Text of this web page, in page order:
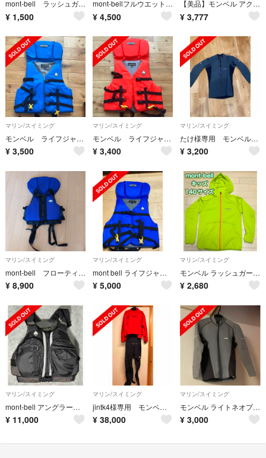
mont-bell ラッシュガード 130cm
¥ 1,500
mont-bellフルウエットスーツ ブラック/イエロー 140
¥ 4,500
【美品】モンベル アクアソック マリンスポーツ 25cm ブルーxグレー
¥ 3,777
マリン/スイミング
モンベル ライフジャケット
¥ 3,500
マリン/スイミング
モンベル ライフジャケット
¥ 3,400
マリン/スイミング
たけ様専用 モンベル ネオプレンジャケット
¥ 3,200
マリン/スイミング
mont-bell フローティング ベスト
¥ 8,900
マリン/スイミング
mont bell ライフジャケット
¥ 5,000
マリン/スイミング
モンベル ラッシュガードとしても使用可能 キッズ 140サイズ 中古 匿名発送
¥ 2,680
マリン/スイミング
mont-bell アングラー カラー:BK サイズ:S/M
¥ 11,000
マリン/スイミング
jintk4様専用 モンベル スーパードライスーツ #1127462
¥ 38,000
マリン/スイミング
モンベル ライトネオプレン ジップアップ
¥ 3,000